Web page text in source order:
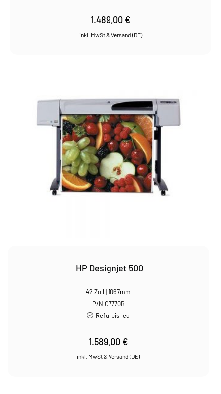
1.489,00 €
HP Designjet 500
42 Zoll | 1067mm
P/N C7770B
Refurbished
1.589,00 €